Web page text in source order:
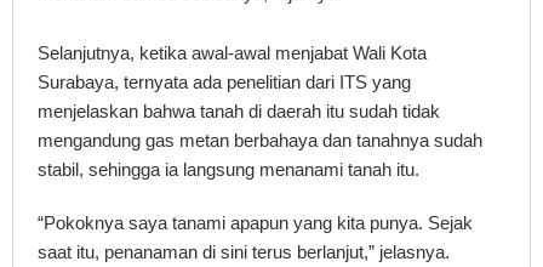
Selanjutnya, ketika awal-awal menjabat Wali Kota
Surabaya, ternyata ada penelitian dari ITS yang
menjelaskan bahwa tanah di daerah itu sudah tidak
mengandung gas metan berbahaya dan tanahnya sudah
stabil, sehingga ia langsung menanami tanah itu.
“Pokoknya saya tanami apapun yang kita punya. Sejak
saat itu, penanaman di sini terus berlanjut,” jelasnya.